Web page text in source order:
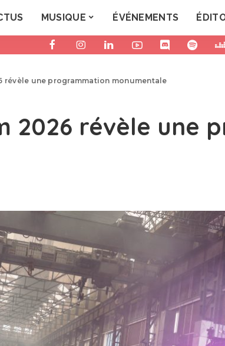
MUSIQUE ÉVÉNEMENTS
révèle une programmation monumentale
2026 révèle une